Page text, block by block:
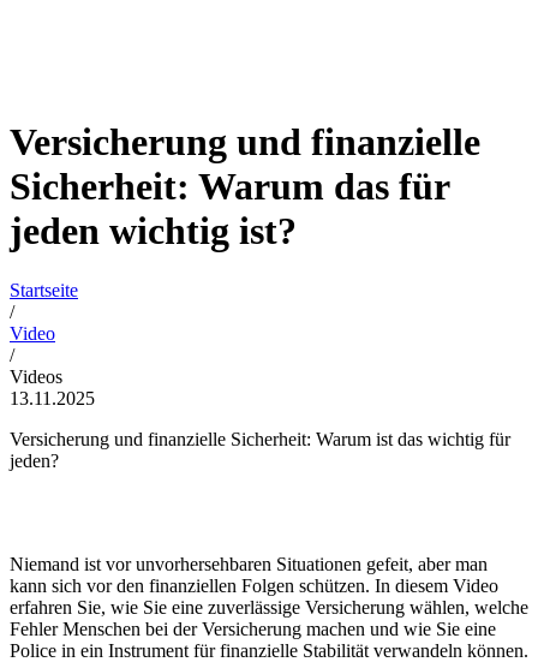
Versicherung und finanzielle
Sicherheit: Warum das für
jeden wichtig ist?
Startseite
/
Video
/
Videos
13.11.2025
Versicherung und finanzielle Sicherheit: Warum ist das wichtig für
jeden?
Niemand ist vor unvorhersehbaren Situationen gefeit, aber man
kann sich vor den finanziellen Folgen schützen. In diesem Video
erfahren Sie, wie Sie eine zuverlässige Versicherung wählen, welche
Fehler Menschen bei der Versicherung machen und wie Sie eine
Police in ein Instrument für finanzielle Stabilität verwandeln können.